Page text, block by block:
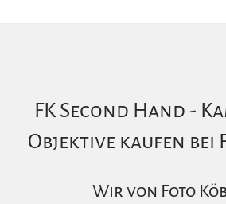
FK Second Hand -
Objektive kaufen bei
Wir von Foto